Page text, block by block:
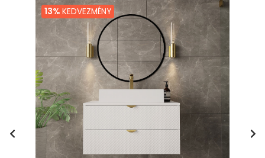
13% KEDVEZMÉNY